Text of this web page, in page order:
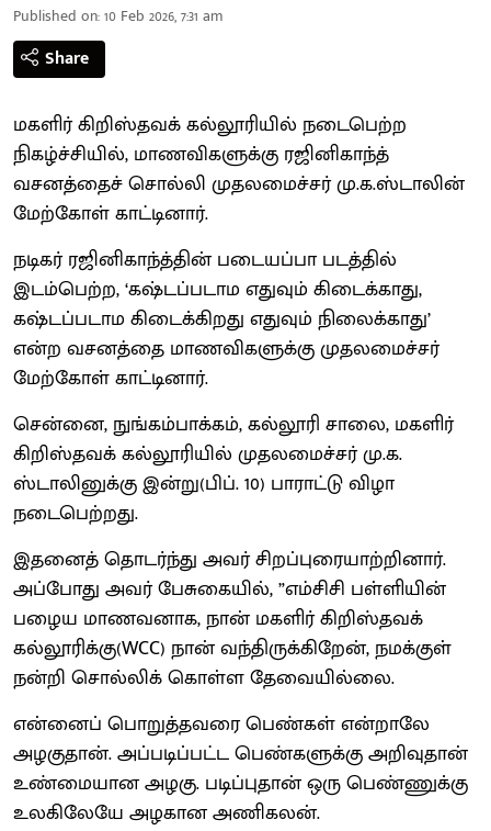
Published on:10 Feb 2026, 7:31 am
Share
மகளிர் கிறிஸ்தவக் கல்லூரியில் நடைபெற்ற
நிகழ்ச்சியில், மாணவிகளுக்கு ரஜினிகாந்த்
வசனத்தைச் சொல்லி முதலமைச்சர் மு.க.ஸ்டாலின்
மேற்கோள் காட்டினார்.
நடிகர் ரஜினிகாந்த்தின் படையப்பா படத்தில்
இடம்பெற்ற, ‘கஷ்டப்படாம எதுவும் கிடைக்காது,
கஷ்டப்படாம கிடைக்கிறது எதுவும் நிலைக்காது’
என்ற வசனத்தை மாணவிகளுக்கு முதலமைச்சர்
மேற்கோள் காட்டினார்.
சென்னை, நுங்கம்பாக்கம், கல்லூரி சாலை, மகளிர்
கிறிஸ்தவக் கல்லூரியில் முதலமைச்சர் மு.க.
ஸ்டாலினுக்கு இன்று(பிப். 10) பாராட்டு விழா
நடைபெற்றது.
இதனைத் தொடர்ந்து அவர் சிறப்புரையாற்றினார்.
அப்போது அவர் பேசுகையில், ”எம்சிசி பள்ளியின்
பழைய மாணவனாக, நான் மகளிர் கிறிஸ்தவக்
கல்லூரிக்கு(WCC) நான் வந்திருக்கிறேன், நமக்குள்
நன்றி சொல்லிக் கொள்ள தேவையில்லை.
என்னைப் பொறுத்தவரை பெண்கள் என்றாலே
அழகுதான். அப்படிப்பட்ட பெண்களுக்கு அறிவுதான்
உண்மையான அழகு. படிப்புதான் ஒரு பெண்ணுக்கு
உலகிலேயே அழகான அணிகலன்.